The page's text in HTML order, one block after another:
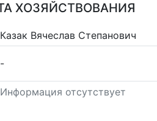
ХОЗЯЙСТВОВАНИЯ
Казак Вячеслав Степанович
-
Информация отсутствует